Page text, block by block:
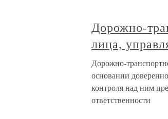
Дорожно-
лица,
Дорожно-
основании
контроля над ним
ответственности